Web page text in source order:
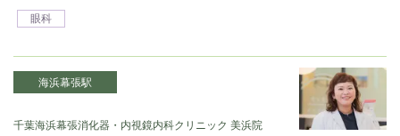
眼科
海浜幕張駅
千葉海浜幕張消化器・内視鏡内科クリニック 美浜院